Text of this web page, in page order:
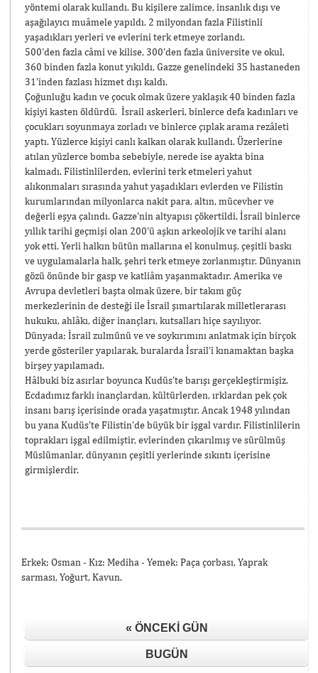
yöntemi olarak kullandı. Bu kişilere zalimce, insanlık dışı ve
aşağılayıcı muâmele yapıldı. 2 milyondan fazla Filistinli
yaşadıkları yerleri ve evlerini terk etmeye zorlandı.
500'den fazla câmi ve kilise, 300'den fazla üniversite ve okul,
360 binden fazla konut yıkıldı, Gazze genelindeki 35 hastaneden
31'inden fazlası hizmet dışı kaldı.
Çoğunluğu kadın ve çocuk olmak üzere yaklaşık 40 binden fazla
kişiyi kasten öldürdü. İsrail askerleri, binlerce defa kadınları ve
çocukları soyunmaya zorladı ve binlerce çıplak arama rezâleti
yaptı. Yüzlerce kişiyi canlı kalkan olarak kullandı. Üzerlerine
atılan yüzlerce bomba sebebiyle, nerede ise ayakta bina
kalmadı. Filistinlilerden, evlerini terk etmeleri yahut
alıkonmaları sırasında yahut yaşadıkları evlerden ve Filistin
kurumlarından milyonlarca nakit para, altın, mücevher ve
değerli eşya çalındı. Gazze'nin altyapısı çökertildi. İsrail binlerce
yıllık tarihi geçmişi olan 200'ü aşkın arkeolojik ve tarihi alanı
yok etti. Yerli halkın bütün mallarına el konulmuş, çeşitli baskı
ve uygulamalarla halk, şehri terk etmeye zorlanmıştır. Dünyanın
gözü önünde bir gasp ve katliâm yaşanmaktadır. Amerika ve
Avrupa devletleri başta olmak üzere, bir takım güç
merkezlerinin de desteği ile İsrail şımartılarak milletlerarası
hukuku, ahlâkı, diğer inançları, kutsalları hiçe sayılıyor.
Dünyada; İsrail zulmünü ve ve soykırımını anlatmak için birçok
yerde gösteriler yapılarak, buralarda İsrail’i kınamaktan başka
birşey yapılamadı.
Hâlbuki biz asırlar boyunca Kudüs'te barışı gerçekleştirmişiz.
Ecdadımız farklı inançlardan, kültürlerden, ırklardan pek çok
insanı barış içerisinde orada yaşatmıştır. Ancak 1948 yılından
bu yana Kudüs'te Filistin'de büyük bir işgal vardır. Filistinlilerin
toprakları işgal edilmiştir, evlerinden çıkarılmış ve sürülmüş
Müslümanlar, dünyanın çeşitli yerlerinde sıkıntı içerisine
girmişlerdir.
Erkek: Osman - Kız: Mediha - Yemek: Paça çorbası, Yaprak
sarması, Yoğurt, Kavun.
« ÖNCEKI GÜN
BUGÜN